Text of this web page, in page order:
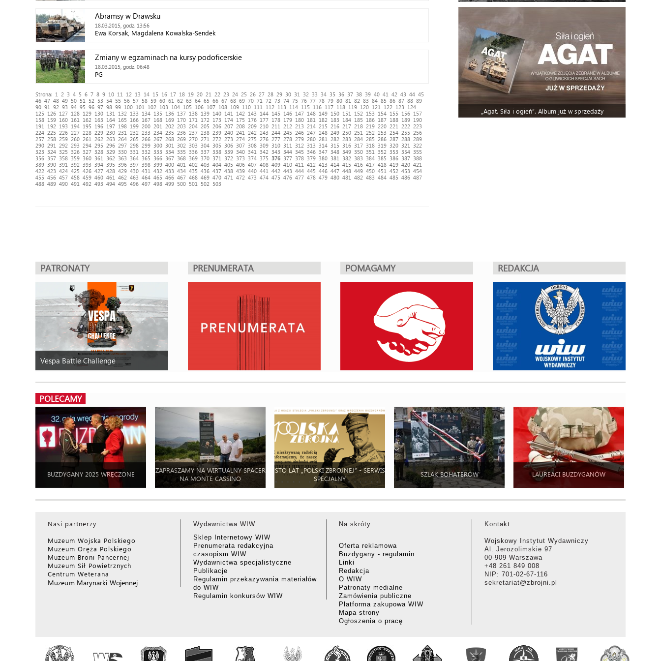
Abramsy w Drawsku
18.03.2015, godz. 13:56
Ewa Korsak, Magdalena Kowalska-Sendek
Zmiany w egzaminach na kursy podoficerskie
18.03.2015, godz. 06:48
PG
Strona: 1 2 3 4 5 6 7 8 9 10 11 12 13 14 15 16 17 18 19 20 21 22 23 24 25 26 27 28 29 30 31 32 33 34 35 36 37 38 39 40 41 42 43 44 45
46 47 48 49 50 51 52 53 54 55 56 57 58 59 60 61 62 63 64 65 66 67 68 69 70 71 72 73 74 75 76 77 78 79 80 81 82 83 84 85 86 87 88 89
90 91 92 93 94 95 96 97 98 99 100 101 102 103 104 105 106 107 108 109 110 111 112 113 114 115 116 117 118 119 120 121 122 123
124
125
126 127 128 129 130 131 132 133 134 135 136 137 138 139 140 141 142 143 144 145 146 147 148 149 150 151 152 153 154 155 156 157
158 159 160 161 162 163 164 165 166 167 168 169 170 171 172 173 174 175 176 177 178 179 180 181 182 183 184 185 186 187 188 189 190
191
192 193 194 195 196 197 198 199 200 201 202 203 204 205 206 207 208 209 210 211 212 213 214 215 216 217 218 219 220 221 222
223
224 225 226 227 228 229 230 231 232 233 234 235 236 237 238 239 240 241 242 243 244 245 246 247 248 249 250 251 252 253 254 255
256
257 258 259 260 261 262 263 264 265 266 267 268 269 270 271 272 273 274 275 276 277 278 279 280 281 282 283 284 285 286 287 288 289
290 291 292 293 294 295 296 297 298 299 300 301 302 303 304 305 306 307 308 309 310 311 312 313 314 315 316 317 318 319 320 321
322
323
324 325 326 327 328 329 330 331 332 333 334 335 336 337 338 339 340 341 342 343 344 345 346 347 348 349 350 351 352 353 354 355
356 357 358 359 360 361 362 363 364 365 366 367 368 369 370 371 372 373 374 375 376 377 378 379 380 381 382 383 384 385 386 387 388
389 390 391 392 393 394 395 396 397 398 399 400 401 402 403 404 405 406 407 408 409 410 411 412 413 414 415 416 417 418 419 420 421
422 423 424 425 426 427 428 429 430 431 432 433 434 435 436 437 438 439 440 441 442 443 444 445 446 447 448 449 450 451 452 453 454
455 456 457 458 459 460 461 462 463 464 465 466 467 468 469 470 471 472 473 474 475 476 477 478 479 480 481 482 483 484 485 486 487
488 489 490 491 492 493 494 495 496 497 498 499 500 501 502 503
„Agat. Siła i ogień”. Album już w sprzedaży
PATRONATY
Vespa Battle Challenge
PRENUMERATA POMAGAMY REDAKCJA
POLECAMY
BUZDYGANY 2025 WRĘCZONE
ZAPRASZAMY NA WIRTUALNY SPACER
NA MONTE CASSINO
STO LAT „POLSKI ZBROJNEJ” - SERWIS
SPECJALNY
SZLAK BOHATERÓW LAUREACI BUZDYGANÓW
Nasi partnerzy
Muzeum Wojska Polskiego
Muzeum Oręża Polskiego
Muzeum Broni Pancernej
Muzeum Sił Powietrznych
Centrum Weterana
Muzeum Marynarki Wojennej
Wydawnictwa WIW
Sklep Internetowy WIW
Prenumerata redakcyjna
czasopism WIW
Wydawnictwa specjalistyczne
Publikacje
Regulamin przekazywania materiałów
do WIW
Regulamin konkursów WIW
Na skróty
Oferta reklamowa
Buzdygany - regulamin
Linki
Redakcja
O WIW
Patronaty medialne
Zamówienia publiczne
Platforma zakupowa WIW
Mapa strony
Ogłoszenia o pracę
Kontakt
Wojskowy Instytut Wydawniczy
Al. Jerozolimskie 97
00-909 Warszawa
+48 261 849 008
NIP: 701-02-67-116
sekretariat@zbrojni.pl